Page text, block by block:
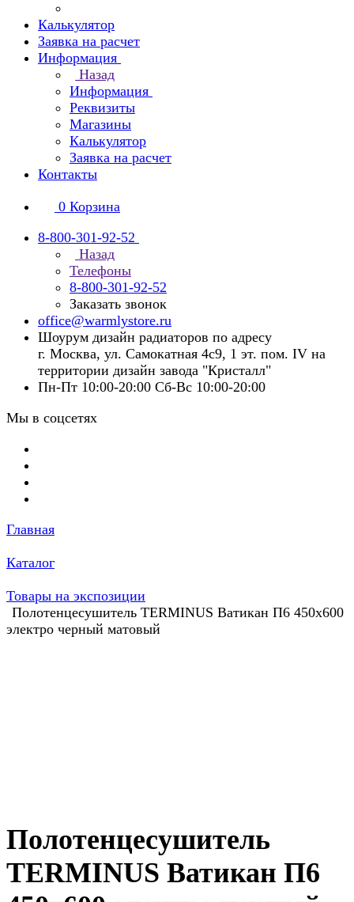
Калькулятор
Заявка на расчет
Информация
Назад
Информация
Реквизиты
Магазины
Калькулятор
Заявка на расчет
Контакты
0 Корзина
8-800-301-92-52
Назад
Телефоны
8-800-301-92-52
Заказать звонок
office@warmlystore.ru
Шоурум дизайн радиаторов по адресу
г. Москва, ул. Самокатная 4с9, 1 эт. пом. IV на
территории дизайн завода "Кристалл"
Пн-Пт 10:00-20:00 Сб-Вс 10:00-20:00
Мы в соцсетях
Главная
Каталог
Товары на экспозиции
Полотенцесушитель TERMINUS Ватикан П6 450х600
электро черный матовый
Полотенцесушитель
TERMINUS Ватикан П6